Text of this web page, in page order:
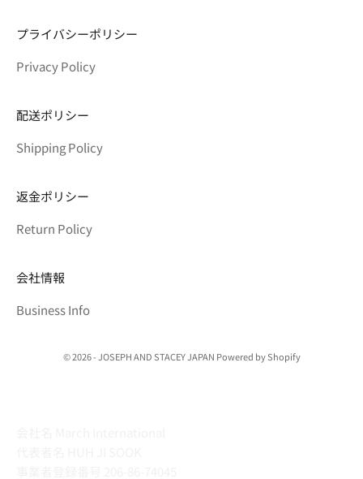
プライバシーポリシー
Privacy Policy
配送ポリシー
Shipping Policy
返金ポリシー
Return Policy
会社情報
Business Info
© 2026 - JOSEPH AND STACEY JAPAN Powered by Shopify